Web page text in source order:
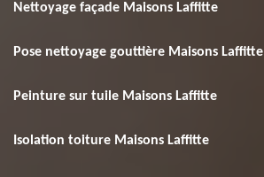
Nettoyage façade Maisons Laffitte
Pose nettoyage gouttière Maisons Laffitte
Peinture sur tuile Maisons Laffitte
Isolation toiture Maisons Laffitte